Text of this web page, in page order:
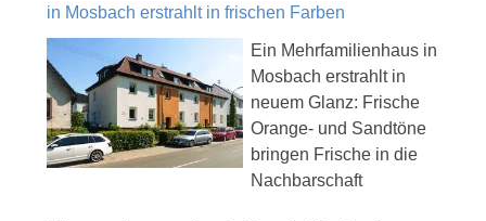
in Mosbach erstrahlt in frischen Farben
Ein Mehrfamilienhaus in
Mosbach erstrahlt in
neuem Glanz: Frische
Orange- und Sandtöne
bringen Frische in die
Nachbarschaft